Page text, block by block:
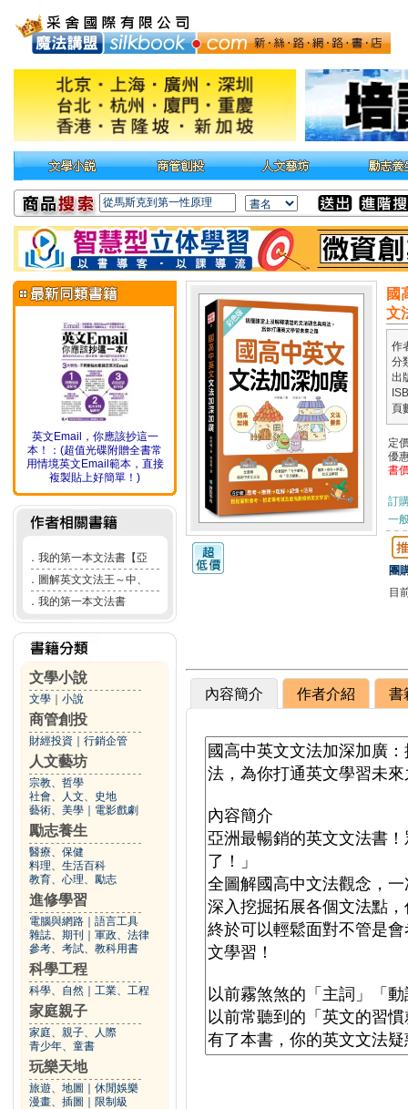
英文Email，你應該抄這一
本！：(超值光碟附贈全書常
用情境英文Email範本，直接
複製貼上好簡單！)
． 我的第一本文法書【亞
． 圖解英文文法王～中、
． 我的第一本文法書
文學小說
文學 小說
商管創投
財經投資 行銷企管
人文藝坊
宗教、哲學
社會、人文、史地
藝術、美學
電影戲劇
勵志養生
醫療、保健
料理、生活百科
教育、心理、勵志
進修學習
電腦與網路
語言工具
雜誌、期刊
軍政、法律
參考、考試、教科用書
科學工程
科學、自然 工業、工程
家庭親子
家庭、親子、人際
青少年、童書
玩樂天地
旅遊、地圖
休閒娛樂
漫畫、插圖
限制級
國
文
作
分
出
頁
定
優
書
訂
一
團
目
內容簡介 作者介紹 書